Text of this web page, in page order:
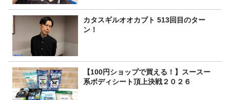
カタスギルオオカブト 513回目のター
ン！
【100円ショップで買える！】スースー
系ボディシート頂上決戦２０２６